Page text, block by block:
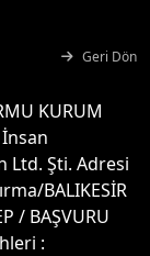
Geri Dön
KURUM
İnsan
Ltd. Şti. Adresi
BALIKESİR
/ BAŞVURU
: